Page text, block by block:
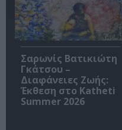
Σαρωνίς Βατικιώτη
Γκάτσου –
Διαφάνειες Ζωής:
Έκθεση στο Katheti
Summer 2026